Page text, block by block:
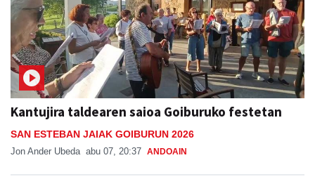
Kantujira taldearen saioa Goiburuko festetan
SAN ESTEBAN JAIAK GOIBURUN 2026
Jon Ander Ubeda abu 07, 20:37 ANDOAIN